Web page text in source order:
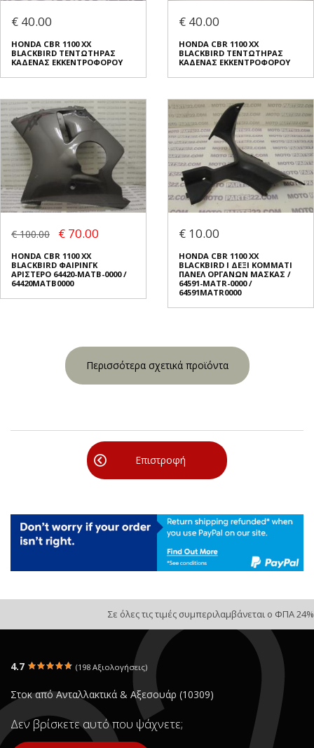
€ 40.00
HONDA CBR 1100 XX
BLACKBIRD ΤΕΝΤΩΤΗΡΑΣ
ΚΑΔΕΝΑΣ ΕΚΚΕΝΤΡΟΦΟΡΟΥ
€ 40.00
HONDA CBR 1100 XX
BLACKBIRD ΤΕΝΤΩΤΗΡΑΣ
ΚΑΔΕΝΑΣ ΕΚΚΕΝΤΡΟΦΟΡΟΥ
€ 100.00 € 70.00
HONDA CBR 1100 XX
BLACKBIRD ΦΑΙΡΙΝΓΚ
ΑΡΙΣΤΕΡΟ 64420-MATB-0000 /
64420MATB0000
€ 10.00
HONDA CBR 1100 XX
BLACKBIRD I ΔΕΞΙ ΚΟΜΜΑΤΙ
ΠΑΝΕΛ ΟΡΓΑΝΩΝ ΜΑΣΚΑΣ /
64591-MATR-0000 /
64591MATR0000
Περισσότερα σχετικά προϊόντα
Επιστροφή
Σε όλες τις τιμές συμπεριλαμβάνεται ο ΦΠΑ 24%
4.7 (198 Αξιολογήσεις)
Στοκ από Ανταλλακτικά & Αξεσουάρ (10309)
Δεν βρίσκετε αυτό που ψάχνετε;